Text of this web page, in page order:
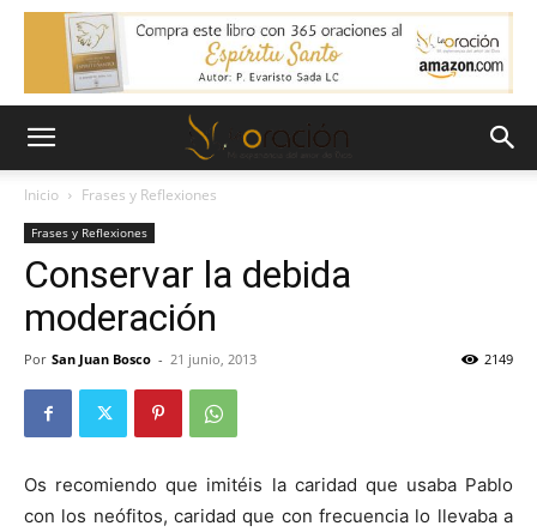
Inicio Frases y Reflexiones
Frases y Reflexiones
Conservar la debida
moderación
Por San Juan Bosco - 21 junio, 2013 2149
Os recomiendo que imitéis la caridad que usaba Pablo
con los neófitos, caridad que con frecuencia lo llevaba a